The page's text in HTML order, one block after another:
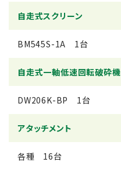
自走式スクリーン
BM545S-1A 1台
自走式一軸低速回転破砕機
DW206K-BP 1台
アタッチメント
各種 16台